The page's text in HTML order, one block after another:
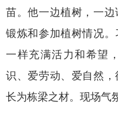
苗。他一边植树，一
锻炼和参加植树情况
一样充满活力和希望
识、爱劳动、爱自然
长为栋梁之材。现场气